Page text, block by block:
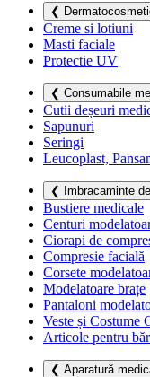
❮
Creme si lotiuni
Masti faciale
Protectie UV
❮ Consumabile
Cutii deșeuri
Sapunuri
Seringi
Leucoplast,
❮ Imbracaminte
Bustiere medicale
Centuri
Ciorapi de
Compresie facială
Corsete
Modelatoare brațe
Pantaloni
Veste și Costume
Articole pentru
❮ Aparatură